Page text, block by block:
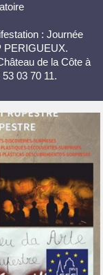
: Journée
PERIGUEUX.
de la Côte à
03 70 11.